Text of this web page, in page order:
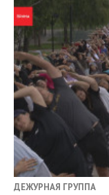
ДЕЖУРНАЯ ГРУППА